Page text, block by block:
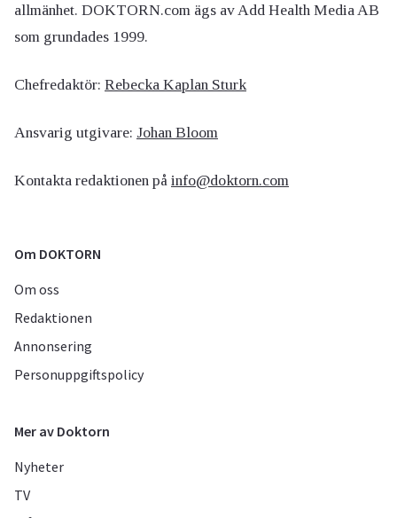
allmänhet. DOKTORN.com ägs av Add Health Media AB
som grundades 1999.
Chefredaktör: Rebecka Kaplan Sturk
Ansvarig utgivare: Johan Bloom
Kontakta redaktionen på info@doktorn.com
Om DOKTORN
Om oss
Redaktionen
Annonsering
Personuppgiftspolicy
Mer av Doktorn
Nyheter
TV